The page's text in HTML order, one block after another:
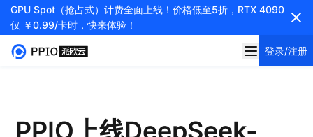
GPU Spot（抢占式）计费全面上线！价格低至5折，RTX 4090
仅 ￥0.99/卡时，快来体验！
登录/注册
PPIO上线DeepSeek-